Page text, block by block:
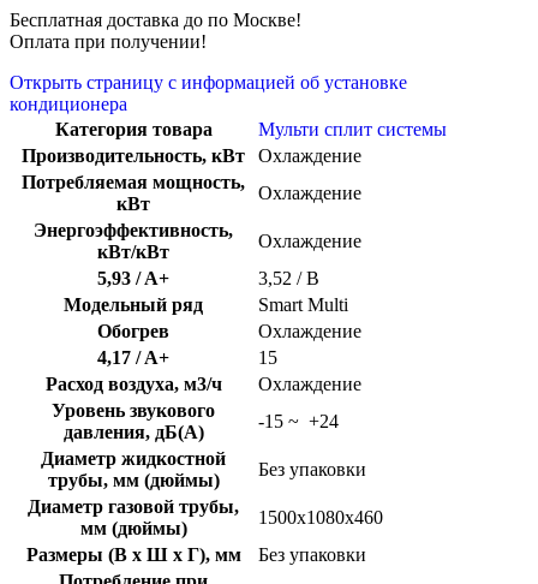
Бесплатная доставка до по Москве!
Оплата при получении!
Открыть страницу с информацией об установке
кондиционера
Категория товара
Мульти сплит системы
Производительность, кВт
Охлаждение
Потребляемая мощность,
кВт
Охлаждение
Энергоэффективность,
кВт/кВт
Охлаждение
5,93 / A+
3,52 / В
Модельный ряд
Smart Multi
Обогрев
Охлаждение
4,17 / A+
15
Расход воздуха, м3/ч
Охлаждение
Уровень звукового
давления, дБ(А)
-15 ~ +24
Диаметр жидкостной
трубы, мм (дюймы)
Без упаковки
Диаметр газовой трубы,
мм (дюймы)
1500х1080х460
Размеры (В х Ш х Г), мм
Без упаковки